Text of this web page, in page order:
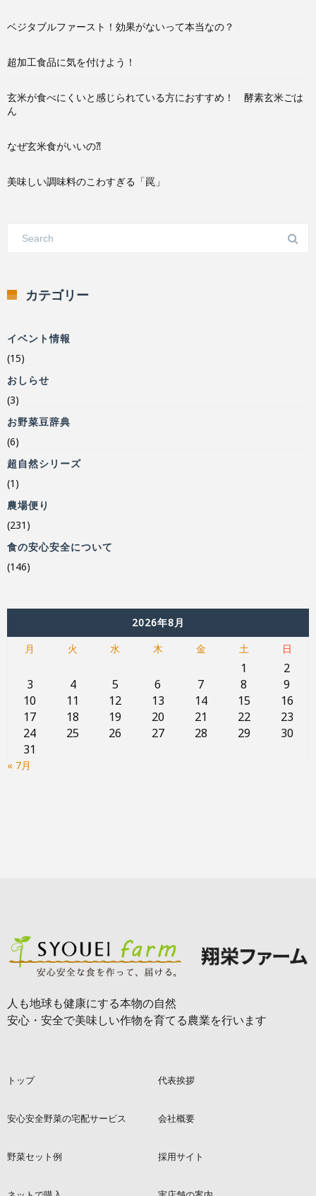
ベジタブルファースト！効果がないって本当なの？
超加工食品に気を付けよう！
玄米が食べにくいと感じられている方におすすめ！ 酵素玄米ごは
ん
なぜ玄米食がいいの⁈
美味しい調味料のこわすぎる「罠」
カテゴリー
イベント情報
(15)
おしらせ
(3)
お野菜豆辞典
(6)
超自然シリーズ
(1)
農場便り
(231)
食の安心安全について
(146)
2026年8月
月
火 水 木 金 土 日
1
2
3
4 5 6 7 8
9
10
11 12 13 14 15
16
17
18 19 20 21 22
23
24
25 26 27 28 29
30
31
« 7月
人も地球も健康にする本物の自然
安心・安全で美味しい作物を育てる農業を行います
トップ 代表挨拶
安心安全野菜の宅配サービス 会社概要
野菜セット例 採用サイト